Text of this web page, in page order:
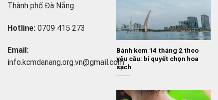
Thành phố Đà Nẵng
Hotline: 0709 415 273
Email:
info.kcmdanang.org.vn@gmail.com
Bánh kem 14 tháng 2 theo
yêu cầu: bí quyết chọn hoa
sạch